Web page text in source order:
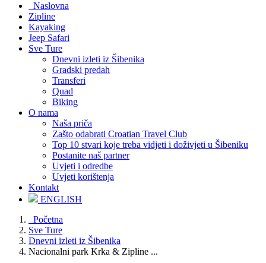
Naslovna
Zipline
Kayaking
Jeep Safari
Sve Ture
Dnevni izleti iz Šibenika
Gradski predah
Transferi
Quad
Biking
O nama
Naša priča
Zašto odabrati Croatian Travel Club
Top 10 stvari koje treba vidjeti i doživjeti u Šibeniku
Postanite naš partner
Uvjeti i odredbe
Uvjeti korištenja
Kontakt
ENGLISH
Početna
Sve Ture
Dnevni izleti iz Šibenika
Nacionalni park Krka & Zipline ...